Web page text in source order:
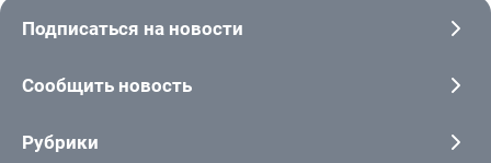
Подписаться на новости
Сообщить новость
Рубрики